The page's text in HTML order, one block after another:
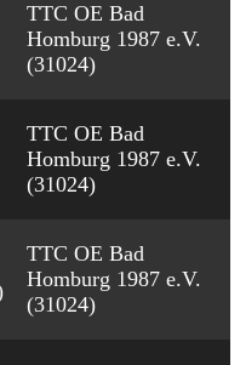
TTC OE Bad
Homburg 1987 e.V.
(31024)
TTC OE Bad
Homburg 1987 e.V.
(31024)
TTC OE Bad
Homburg 1987 e.V.
(31024)